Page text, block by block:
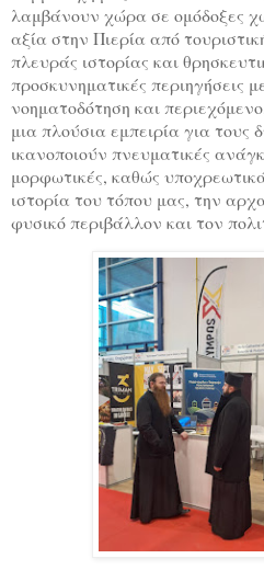
λαμβάνουν χώρα σε ομόδοξες
αξία στην Πιερία από
πλευράς ιστορίας και
προσκυνηματικές περιηγήσεις
νοηματοδότηση και
μια πλούσια εμπειρία για τους
ικανοποιούν πνευματικές
μορφωτικές, καθώς
ιστορία του τόπου μας, την
φυσικό περιβάλλον και τον